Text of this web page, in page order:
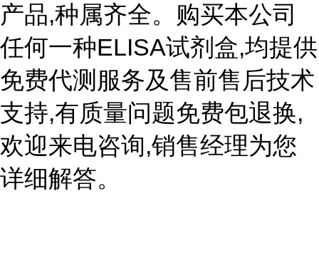
产品,种属齐全。购买本公司
任何一种ELISA试剂盒,均提供
免费代测服务及售前售后技术
支持,有质量问题免费包退换,
欢迎来电咨询,销售经理为您
详细解答。